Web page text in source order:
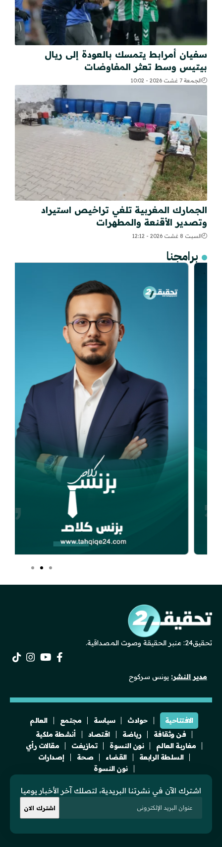
سفيان أمرابط يتمسك بالعودة إلى ريال
بيتيس وسط تعثر المفاوضات
الجمعة 7 غشت 2026 - 10:02
الجمارك المغربية تلغي تراخيص استيراد
وتصدير الأقنعة والمطهرات
السبت 8 غشت 2026 - 12:12
برامجنا
تحقيق24: منبر الحقيقة وصوت المصداقية.
مدير النشر: يونس سركوح
الافتتاحية حوادث سياسة مجتمع
العالم
فن وثقافة
رياضة اقتصاد
أنشطة ملكية
مغاربة العالم
نون النسوة تمازيغت
مقالات رأي
السلطة الرابعة
القضاء صحة
إصدارات
نون النسوة
اشترك الآن في نشرتنا البريدية، لتصلك آخر الأخبار يوميا